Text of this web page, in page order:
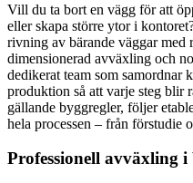
Vill du ta bort en vägg för att
eller skapa större ytor i
rivning av bärande väggar med
dimensionerad avväxling och
dedikerat team som samordnar
produktion så att varje steg blir
gällande byggregler, följer
hela processen – från förstudie
Professionell avväxling